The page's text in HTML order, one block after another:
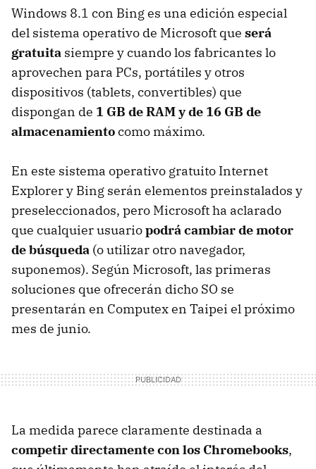
Windows 8.1 con Bing es una edición especial
del sistema operativo de Microsoft que será
gratuita siempre y cuando los fabricantes lo
aprovechen para PCs, portátiles y otros
dispositivos (tablets, convertibles) que
dispongan de 1 GB de RAM y de 16 GB de
almacenamientocomo máximo.
En este sistema operativo gratuito Internet
Explorer y Bing serán elementos preinstalados y
preseleccionados, pero Microsoft ha aclarado
que cualquier usuariopodrá cambiar de motor
de búsqueda (o utilizar otro navegador,
suponemos). Según Microsoft, las primeras
soluciones que ofrecerán dicho SO se
presentarán en Computex en Taipei el próximo
mes de junio.
La medida parece claramente destinada a
competir directamente con los Chromebooks,